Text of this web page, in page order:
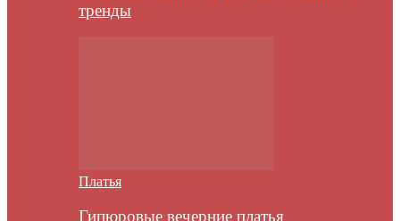
тренды
Платья
Гипюровые вечерние платья